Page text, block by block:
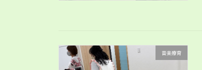
音楽療育